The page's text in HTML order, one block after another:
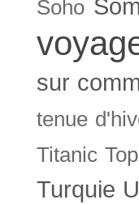
Soho
sur
tenue
Titanic
Turquie